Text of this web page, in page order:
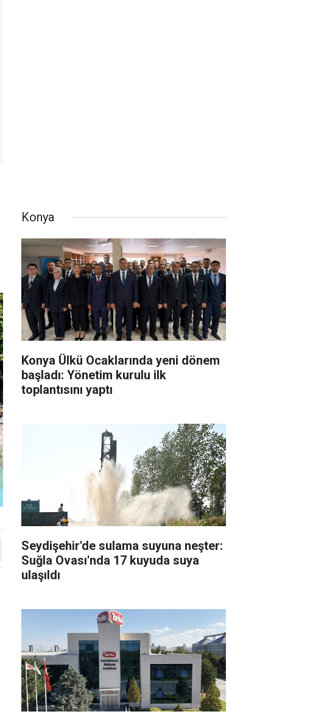
Konya
Konya Ülkü Ocaklarında yeni dönem
başladı: Yönetim kurulu ilk
toplantısını yaptı
Seydişehir'de sulama suyuna neşter:
Suğla Ovası'nda 17 kuyuda suya
ulaşıldı